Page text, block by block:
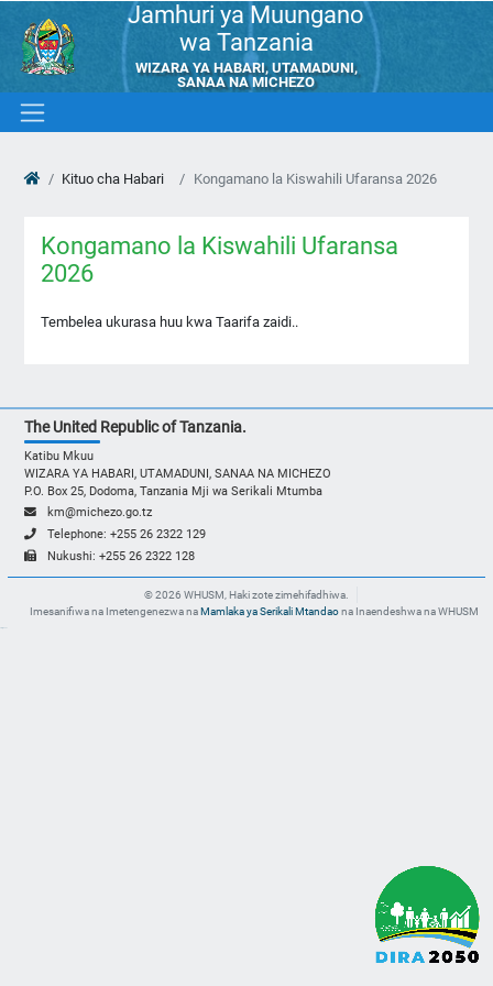
Jamhuri ya Muungano
wa Tanzania
WIZARA YA HABARI, UTAMADUNI,
SANAA NA MICHEZO
Kituo cha Habari Kongamano la Kiswahili Ufaransa 2026
Kongamano la Kiswahili Ufaransa
2026
Tembelea ukurasa huu kwa Taarifa zaidi..
The United Republic of Tanzania.
Katibu Mkuu
WIZARA YA HABARI, UTAMADUNI, SANAA NA MICHEZO
P.O. Box 25, Dodoma, Tanzania Mji wa Serikali Mtumba
km@michezo.go.tz
Telephone: +255 26 2322 129
Nukushi: +255 26 2322 128
© 2026 WHUSM, Haki zote zimehifadhiwa.
Imesanifiwa na Imetengenezwa naMamlaka ya Serikali Mtandaona Inaendeshwa na WHUSM